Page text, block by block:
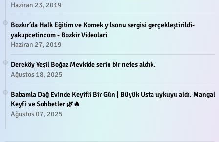
Haziran 23, 2019
Bozkır’da Halk Eğitim ve Komek yılsonu sergisi gerçekleştirildi-
yakupcetincom - Bozkir Videolari
Haziran 27, 2019
Dereköy Yeşil Boğaz Mevkide serin bir nefes aldık.
Ağustos 18, 2025
Babamla Dağ Evinde Keyifli Bir Gün | Büyük Usta uykuyu aldı. Mangal
Keyfi ve Sohbetler 🌿🔥
Ağustos 07, 2025